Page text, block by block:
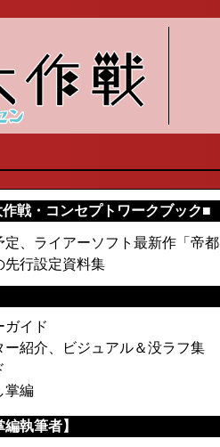
戦・コンセプトワークブック■
定、ライアーソフト最新作「帝都
先行設定資料集
ガイド
ー紹介、ビジュアル＆没ラフ集
掌編
編執筆者】